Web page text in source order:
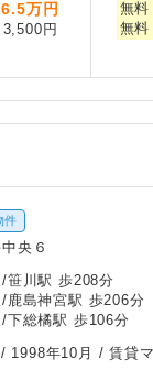
6.5万円
3,500円
無料
無料
件
央６
/笹川駅 歩208分
/鹿島神宮駅 歩206分
/下総橘駅 歩106分
1998年10月 / 賃貸